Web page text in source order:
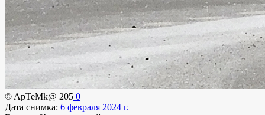
© ApTeMk@ 205 0
Дата снимка: 6 февраля 2024 г.